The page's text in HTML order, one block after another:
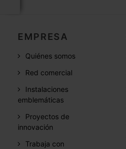
EMPRESA
Quiénes somos
Red comercial
Instalaciones
emblemáticas
Proyectos de
innovación
Trabaja con